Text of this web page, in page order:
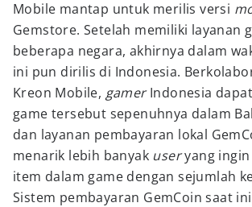
Mobile mantap untuk merilis versi
Gemstore. Setelah memiliki layanan
beberapa negara, akhirnya dalam
ini pun dirilis di Indonesia.
Kreon Mobile, gamerIndonesia
game tersebut sepenuhnya dalam
dan layanan pembayaran lokal
menarik lebih banyak useryang
item dalam game dengan sejumlah
Sistem pembayaran GemCoin saat